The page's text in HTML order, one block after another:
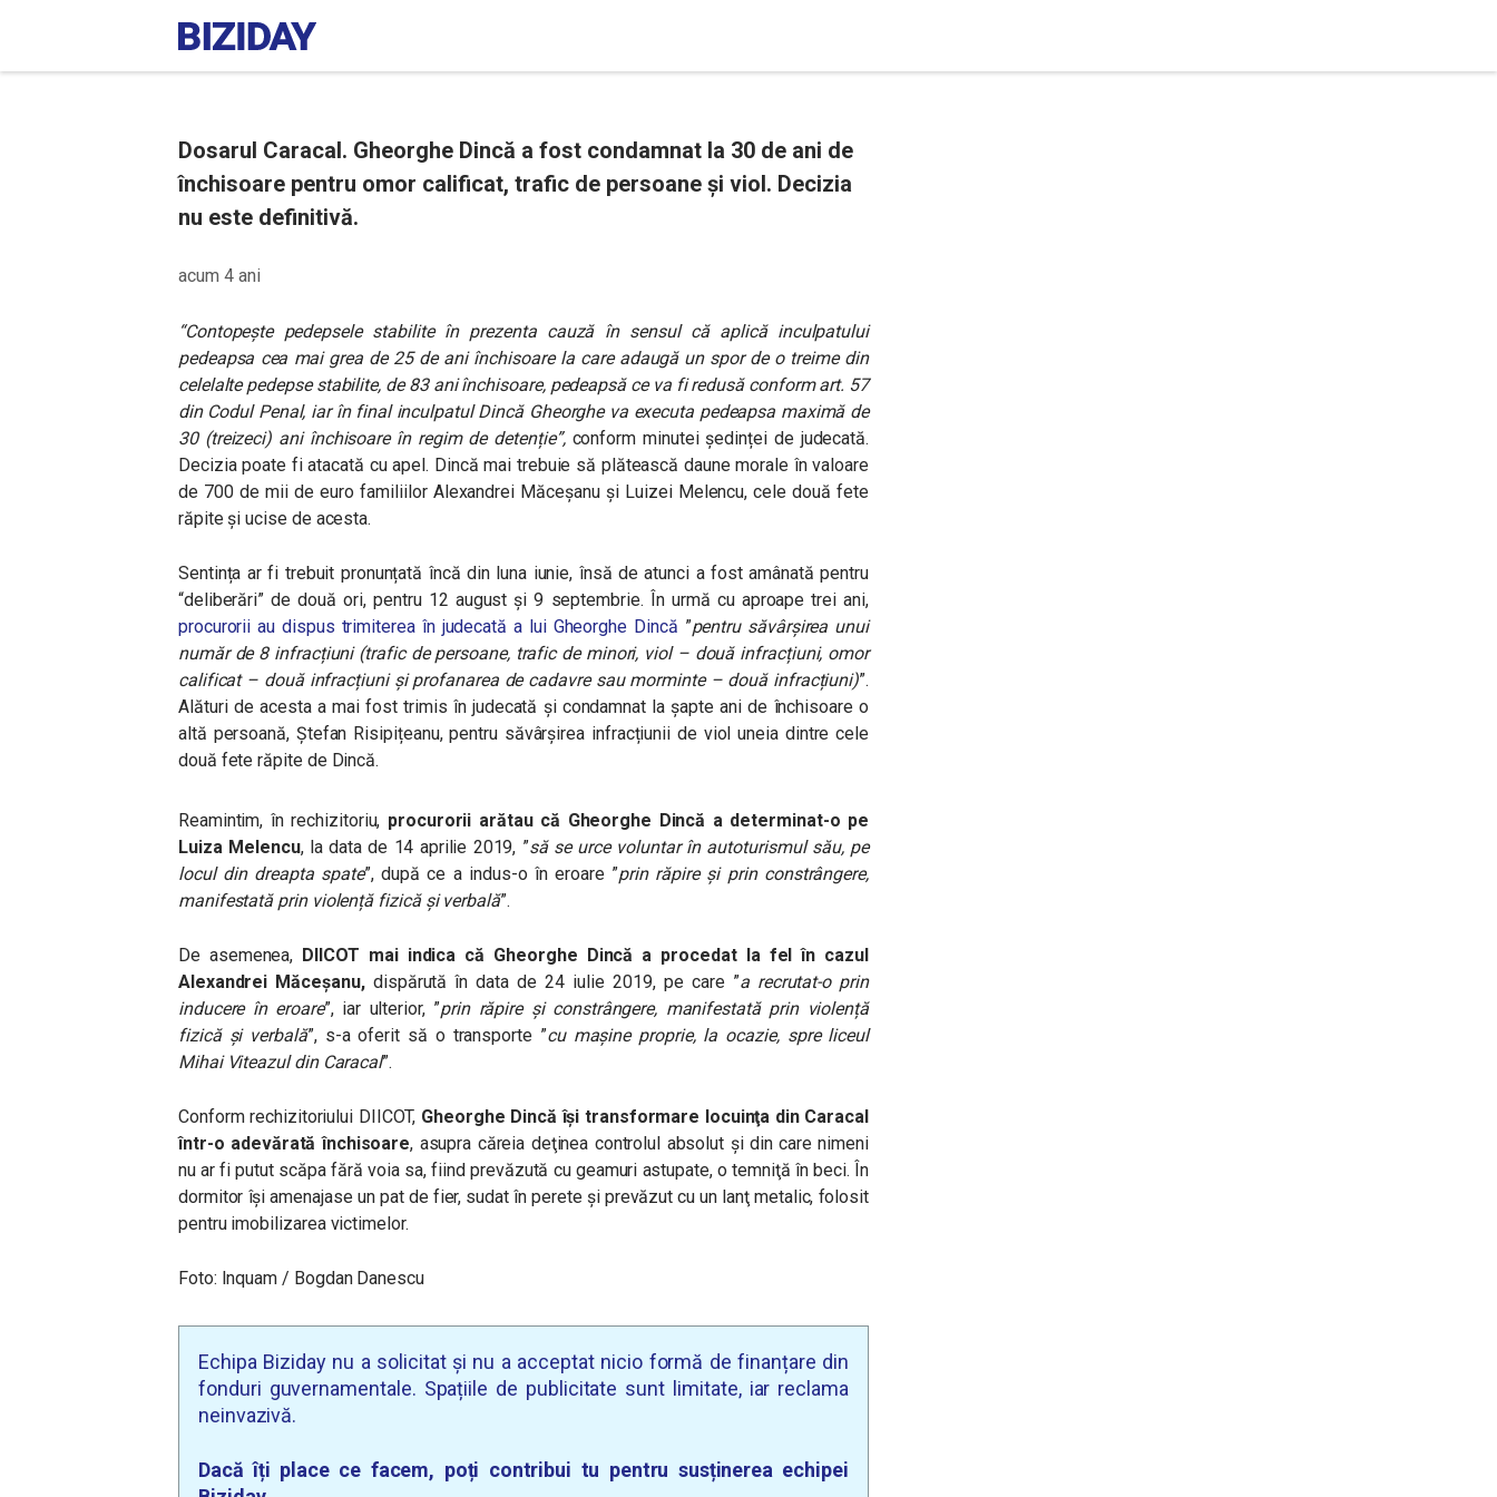
Dosarul Caracal. Gheorghe Dincă a fost condamnat la 30 de ani de
închisoare pentru omor calificat, trafic de persoane și viol. Decizia
nu este definitivă.
acum 4 ani
“Contopește pedepsele stabilite în prezenta cauză în sensul că aplică inculpatului
pedeapsa cea mai grea de 25 de ani închisoare la care adaugă un spor de o treime din
celelalte pedepse stabilite, de 83 ani închisoare, pedeapsă ce va fi redusă conform art. 57
din Codul Penal, iar în final inculpatul Dincă Gheorghe va executa pedeapsa maximă de
30 (treizeci) ani închisoare în regim de detenție”,conform minutei ședinței de judecată.
Decizia poate fi atacată cu apel. Dincă mai trebuie să plătească daune morale în valoare
de 700 de mii de euro familiilor Alexandrei Măceșanu și Luizei Melencu, cele două fete
răpite și ucise de acesta.
Sentința ar fi trebuit pronunțată încă din luna iunie, însă de atunci a fost amânată pentru
“deliberări” de două ori, pentru 12 august și 9 septembrie. În urmă cu aproape trei ani,
procurorii au dispus trimiterea în judecată a lui Gheorghe Dincă ”pentru săvârșirea unui
număr de 8 infracțiuni(trafic de persoane, trafic de minori, viol – două infracțiuni, omor
calificat – două infracțiuni și profanarea de cadavre sau morminte – două infracțiuni)”.
Alături de acesta a mai fost trimis în judecată și condamnat la șapte ani de închisoare o
altă persoană, Ștefan Risipițeanu, pentru săvârșirea infracțiunii de viol uneia dintre cele
două fete răpite de Dincă.
Reamintim, în rechizitoriu, procurorii arătau că Gheorghe Dincă a determinat-o pe
Luiza Melencu, la data de 14 aprilie 2019, ”să se urce voluntar în autoturismul său, pe
locul din dreapta spate”, după ce a indus-o în eroare ”prin răpire și prin constrângere,
manifestată prin violență fizică și verbală”.
De asemenea, DIICOT mai indica că Gheorghe Dincă a procedat la fel în cazul
Alexandrei Măceșanu,dispărută în data de 24 iulie 2019, pe care ”a recrutat-o prin
inducere în eroare”, iar ulterior, ”prin răpire și constrângere, manifestată prin violență
fizică și verbală”, s-a oferit să o transporte ”cu mașine proprie, la ocazie, spre liceul
Mihai Viteazul din Caracal”.
Conform rechizitoriului DIICOT, Gheorghe Dincă își transformare locuinţa din Caracal
într-o adevărată închisoare, asupra căreia deţinea controlul absolut şi din care nimeni
nu ar fi putut scăpa fără voia sa, fiind prevăzută cu geamuri astupate, o temniţă în beci. În
dormitor își amenajase un pat de fier, sudat în perete şi prevăzut cu un lanţ metalic, folosit
pentru imobilizarea victimelor.
Foto: Inquam / Bogdan Danescu
Echipa Biziday nu a solicitat și nu a acceptat nicio formă de finanțare din
fonduri guvernamentale. Spațiile de publicitate sunt limitate, iar reclama
neinvazivă.
Dacă îți place ce facem, poți contribui tu pentru susținerea echipei